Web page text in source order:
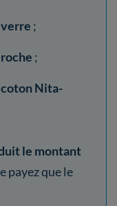
;
;
Nita-
le montant
payez que le